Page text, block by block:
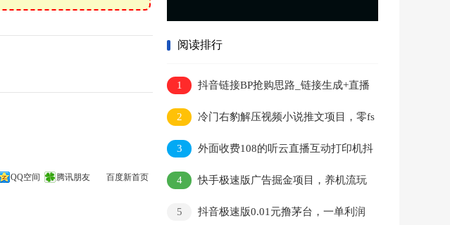
QQ空间 腾讯朋友 百度新首页
阅读排行
1
抖音链接BP抢购思路_链接生成+直播
间抢购+非真实商品排异2.0
2
冷门右豹解压视频小说推文项目，零fs
变现，日入1000-1500+（附1525G素材)
3
外面收费108的听云直播互动打印机抖
音虚拟电子打印头像语音播报祝福语软件
4
快手极速版广告掘金项目，养机流玩
5
抖音极速版0.01元撸茅台，一单利润